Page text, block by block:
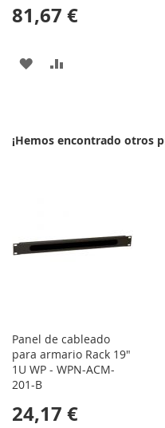
81,67 €
AÑADIR
LISTA
¡Hemos encontrado otros
Panel de cableado
para armario Rack 19"
1U WP - WPN-ACM-
201-B
24,17 €